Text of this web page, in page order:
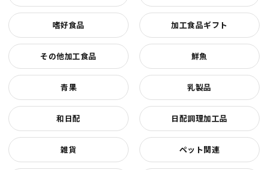
嗜好食品 加工食品ギフト
その他加工食品 鮮魚
青果 乳製品
和日配 日配調理加工品
雑貨 ペット関連